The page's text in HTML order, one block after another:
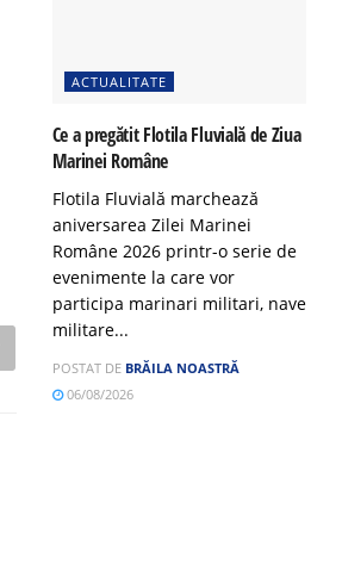
ACTUALITATE
Ce a pregătit Flotila Fluvială de Ziua
Marinei Române
Flotila Fluvială marchează
aniversarea Zilei Marinei
Române 2026 printr-o serie de
evenimente la care vor
participa marinari militari, nave
militare...
POSTAT DE BRĂILA NOASTRĂ
06/08/2026